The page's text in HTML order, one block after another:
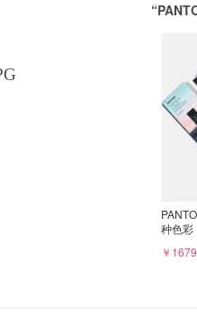
种色彩
￥1679